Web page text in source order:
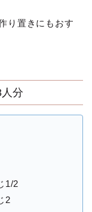
り置きにもおす
分
1/2
2